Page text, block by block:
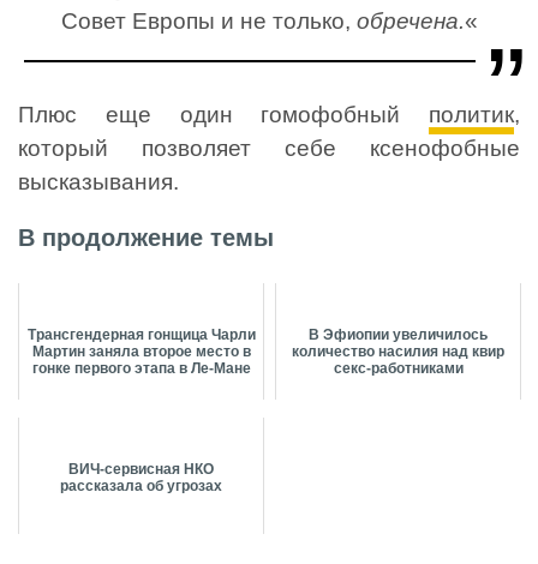
Совет Европы и не только, обречена.«
Плюс еще один гомофобный политик,
который позволяет себе ксенофобные
высказывания.
В продолжение темы
Трансгендерная гонщица Чарли
Мартин заняла второе место в
гонке первого этапа в Ле-Мане
В Эфиопии увеличилось
количество насилия над квир
секс-работниками
ВИЧ-сервисная НКО
рассказала об угрозах